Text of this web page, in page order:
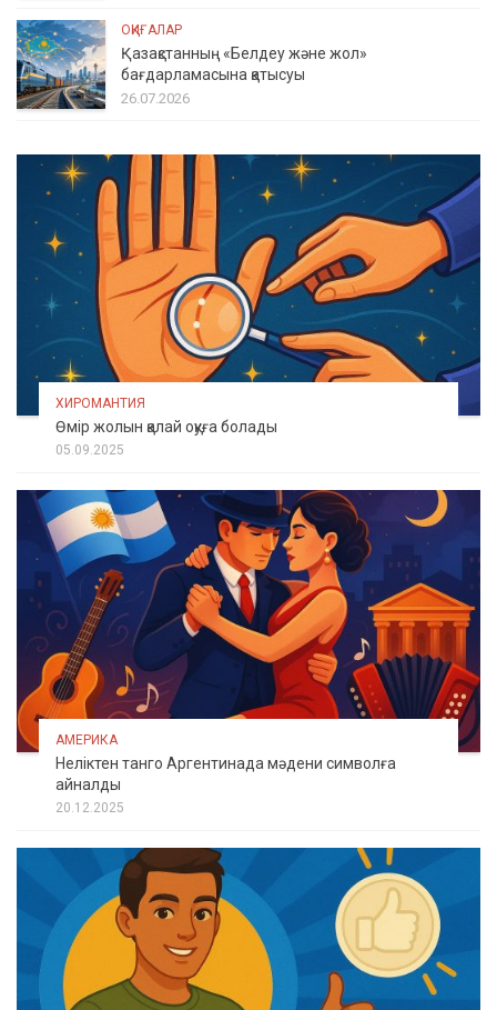
ОҚИҒАЛАР
Қазақстанның «Белдеу және жол»
бағдарламасына қатысуы
26.07.2026
ХИРОМАНТИЯ
Өмір жолын қалай оқуға болады
05.09.2025
АМЕРИКА
Неліктен танго Аргентинада мәдени символға
айналды
20.12.2025